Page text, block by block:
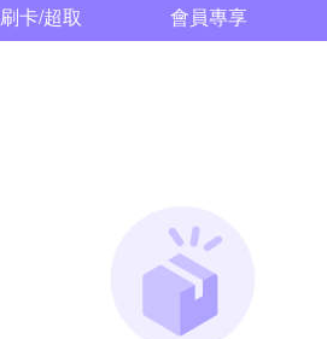
刷卡/超取 會員專享